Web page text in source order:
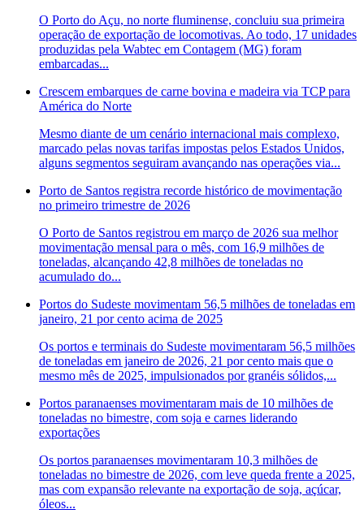
O Porto do Açu, no norte fluminense, concluiu sua primeira
operação de exportação de locomotivas. Ao todo, 17 unidades
produzidas pela Wabtec em Contagem (MG) foram
embarcadas...
Crescem embarques de carne bovina e madeira via TCP para
América do Norte
Mesmo diante de um cenário internacional mais complexo,
marcado pelas novas tarifas impostas pelos Estados Unidos,
alguns segmentos seguiram avançando nas operações via...
Porto de Santos registra recorde histórico de movimentação
no primeiro trimestre de 2026
O Porto de Santos registrou em março de 2026 sua melhor
movimentação mensal para o mês, com 16,9 milhões de
toneladas, alcançando 42,8 milhões de toneladas no
acumulado do...
Portos do Sudeste movimentam 56,5 milhões de toneladas em
janeiro, 21 por cento acima de 2025
Os portos e terminais do Sudeste movimentaram 56,5 milhões
de toneladas em janeiro de 2026, 21 por cento mais que o
mesmo mês de 2025, impulsionados por granéis sólidos,...
Portos paranaenses movimentaram mais de 10 milhões de
toneladas no bimestre, com soja e carnes liderando
exportações
Os portos paranaenses movimentaram 10,3 milhões de
toneladas no bimestre de 2026, com leve queda frente a 2025,
mas com expansão relevante na exportação de soja, açúcar,
óleos...